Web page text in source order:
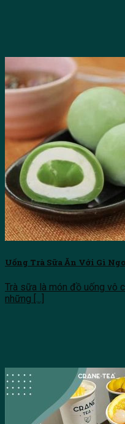
Uống Trà Sữa Ăn Với Gì
Trà sữa là món đồ uống vô
những [...]